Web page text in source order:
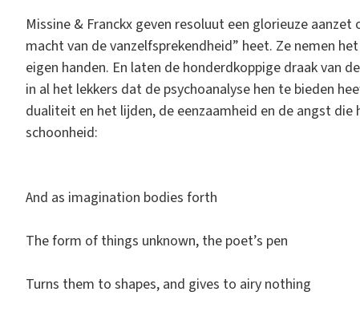
Missine & Franckx geven resoluut een glorieuze
macht van de vanzelfsprekendheid” heet. Ze nemen
eigen handen. En laten de honderdkoppige draak van
in al het lekkers dat de psychoanalyse hen te bieden
dualiteit en het lijden, de eenzaamheid en de angst
schoonheid:
And as imagination bodies forth
The form of things unknown, the poet’s pen
Turns them to shapes, and gives to airy nothing